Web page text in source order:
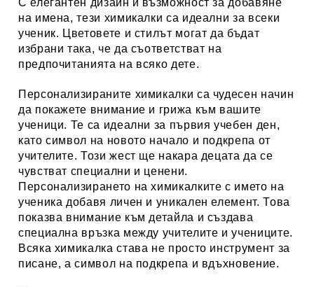
С елегантен дизайн и възможност за добавяне
на имена, тези химикалки са идеални за всеки
ученик. Цветовете и стилът могат да бъдат
избрани така, че да съответстват на
предпочитанията на всяко дете.
Персонализираните химикалки са чудесен начин
да покажете внимание и грижа към вашите
ученици. Те са идеални за първия учебен ден,
като символ на новото начало и подкрепа от
учителите. Този жест ще накара децата да се
чувстват специални и ценени.
Персонализирането на химикалките с името на
ученика добавя личен и уникален елемент. Това
показва внимание към детайла и създава
специална връзка между учителите и учениците.
Всяка химикалка става не просто инструмент за
писане, а символ на подкрепа и вдъхновение.